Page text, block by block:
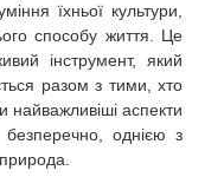
їхньої культури,
способу життя. Це
інструмент, який
разом з тими, хто
найважливіші аспекти
безперечно, однією з